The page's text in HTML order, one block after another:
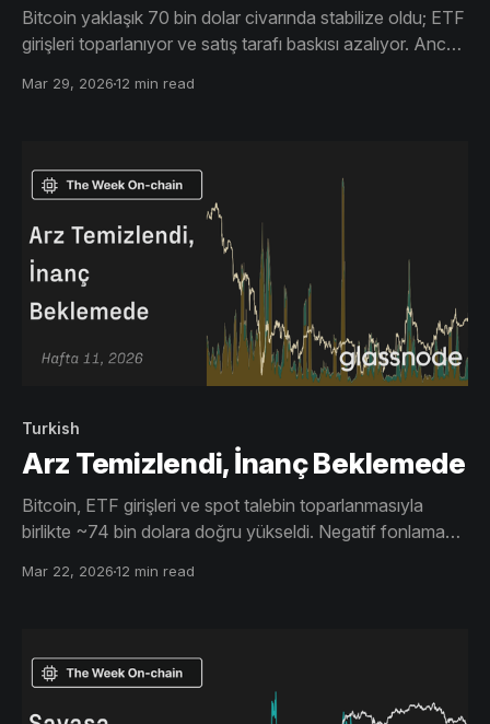
Bitcoin yaklaşık 70 bin dolar civarında stabilize oldu; ETF
girişleri toparlanıyor ve satış tarafı baskısı azalıyor. Ancak
toparlanmaya dönüşmesi için daha güçlü talebe ihtiyaç
Mar 29, 202612 min read
Turkish
Arz Temizlendi, İnanç Beklemede
Bitcoin, ETF girişleri ve spot talebin toparlanmasıyla
birlikte ~74 bin dolara doğru yükseldi. Negatif fonlama
Opsiyon piyasalarındaki stresin azalması koşulların
Mar 22, 202612 min read